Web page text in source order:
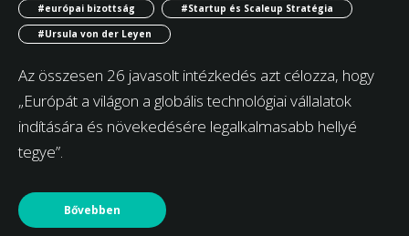
#európai bizottság
#Startup és Scaleup Stratégia
#Ursula von der Leyen
Az összesen 26 javasolt intézkedés azt célozza, hogy
„Európát a világon a globális technológiai vállalatok
indítására és növekedésére legalkalmasabb hellyé
tegye”.
Bővebben